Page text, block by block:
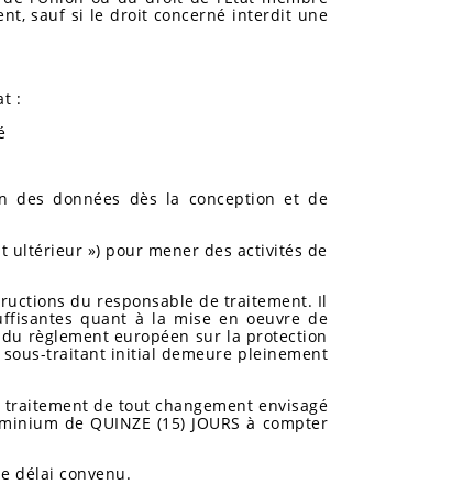
sauf si le droit concerné interdit une
:
des données dès la conception et de
ultérieur ») pour mener des activités de
du responsable de traitement. Il
quant à la mise en oeuvre de
règlement européen sur la protection
traitant initial demeure pleinement
de tout changement envisagé
de QUINZE (15) JOURS à compter
délai convenu.